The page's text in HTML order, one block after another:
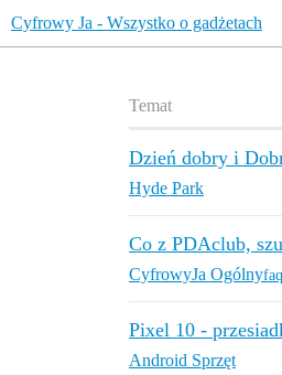
Cyfrowy Ja - Wszystko o gadżetach
Temat
Dzień dobry i
Hyde Park
Co z PDAclub,
CyfrowyJa Ogólnyfaq
Pixel 10 -
Android Sprzęt